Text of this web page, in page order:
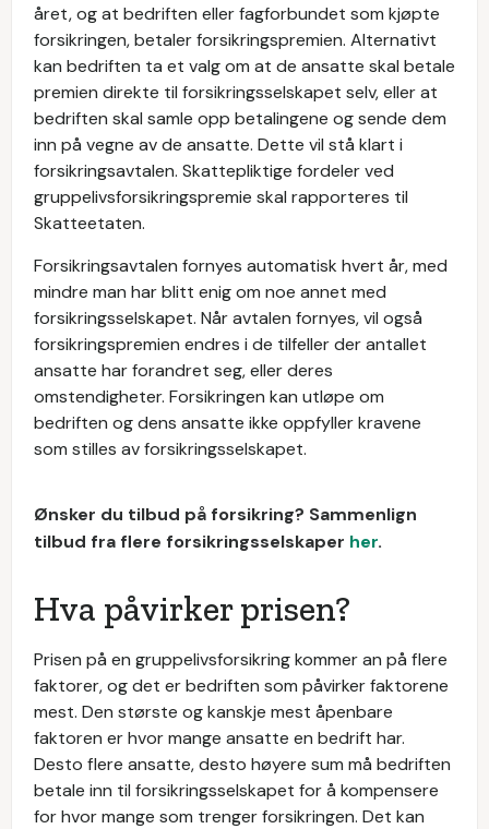
året, og at bedriften eller fagforbundet som kjøpte
forsikringen, betaler forsikringspremien. Alternativt
kan bedriften ta et valg om at de ansatte skal betale
premien direkte til forsikringsselskapet selv, eller at
bedriften skal samle opp betalingene og sende dem
inn på vegne av de ansatte. Dette vil stå klart i
forsikringsavtalen. Skattepliktige fordeler ved
gruppelivsforsikringspremie skal rapporteres til
Skatteetaten.
Forsikringsavtalen fornyes automatisk hvert år, med
mindre man har blitt enig om noe annet med
forsikringsselskapet. Når avtalen fornyes, vil også
forsikringspremien endres i de tilfeller der antallet
ansatte har forandret seg, eller deres
omstendigheter. Forsikringen kan utløpe om
bedriften og dens ansatte ikke oppfyller kravene
som stilles av forsikringsselskapet.
Ønsker du tilbud på forsikring? Sammenlign
tilbud fra flere forsikringsselskaper her.
Hva påvirker prisen?
Prisen på en gruppelivsforsikring kommer an på flere
faktorer, og det er bedriften som påvirker faktorene
mest. Den største og kanskje mest åpenbare
faktoren er hvor mange ansatte en bedrift har.
Desto flere ansatte, desto høyere sum må bedriften
betale inn til forsikringsselskapet for å kompensere
for hvor mange som trenger forsikringen. Det kan